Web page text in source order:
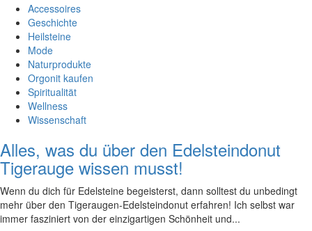
Accessoires
Geschichte
Heilsteine
Mode
Naturprodukte
Orgonit kaufen
Spiritualität
Wellness
Wissenschaft
Alles, was du über den Edelsteindonut
Tigerauge wissen musst!
Wenn‌ du dich für Edelsteine begeisterst, dann solltest du unbedingt
mehr⁢ über den Tigeraugen-Edelsteindonut erfahren! Ich selbst war
immer fasziniert ‍von der einzigartigen Schönheit und...